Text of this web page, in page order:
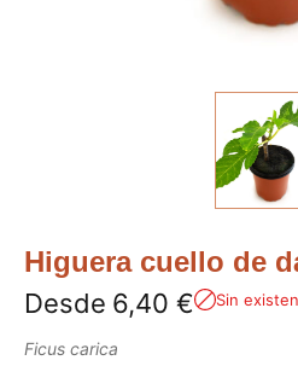
Higuera cuello de
Desde 6,40 € Sin
Ficus carica